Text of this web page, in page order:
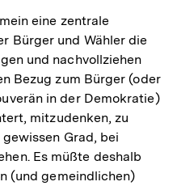
eine zentrale
Bürger und Wähler die
und nachvollziehen
Bezug zum Bürger (oder
in der Demokratie)
mitzudenken, zu
Grad, bei
Es müßte deshalb
(und gemeindlichen)